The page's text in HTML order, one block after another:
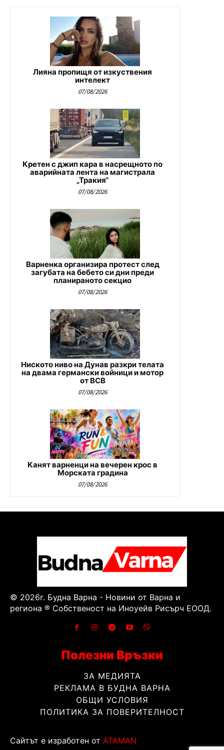
Лияна пропищя от изкуствения
интелект
07/08/2026
Кретен с джип кара в насрещното по
аварийната лента на магистрала
„Тракия“
07/08/2026
Варненка организира протест след
загубата на бебето си дни преди
планираното секцио
07/08/2026
Ниското ниво на Дунав разкри телата
на двама германски войници и мотор
от ВСВ
07/08/2026
Канят варненци на вечерен крос в
Морската градина
07/08/2026
© 2026г. Будна Варна - Новини от Варна и
региона ® Собственост на Иноуейв Рисърч ЕООД.
Полезни Връзки
ЗА МЕДИЯТА
РЕКЛАМА В БУДНА ВАРНА
ОБЩИ УСЛОВИЯ
ПОЛИТИКА ЗА ПОВЕРИТЕЛНОСТ
Сайтът е изработен от ATAMAN